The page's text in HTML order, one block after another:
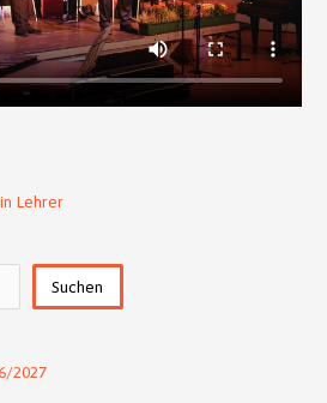
Lehrer
Suchen
2027